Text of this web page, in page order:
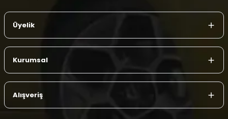
Üyelik
Kurumsal
Alışveriş